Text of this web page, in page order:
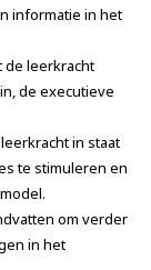
informatie in het
de leerkracht
de executieve
in staat
te stimuleren en
om verder
in het